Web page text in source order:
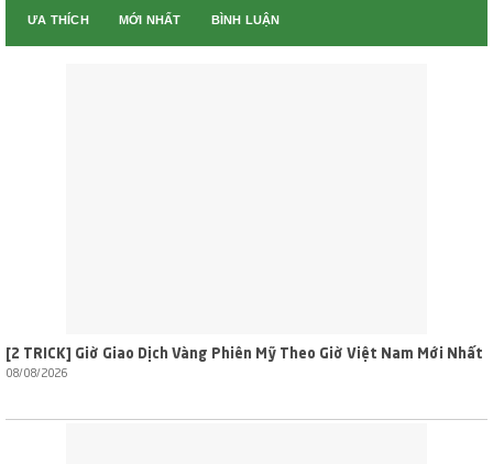
ƯA THÍCH MỚI NHẤT BÌNH LUẬN
[2 TRICK] Giờ Giao Dịch Vàng Phiên Mỹ Theo Giờ Việt Nam Mới Nhất
08/08/2026